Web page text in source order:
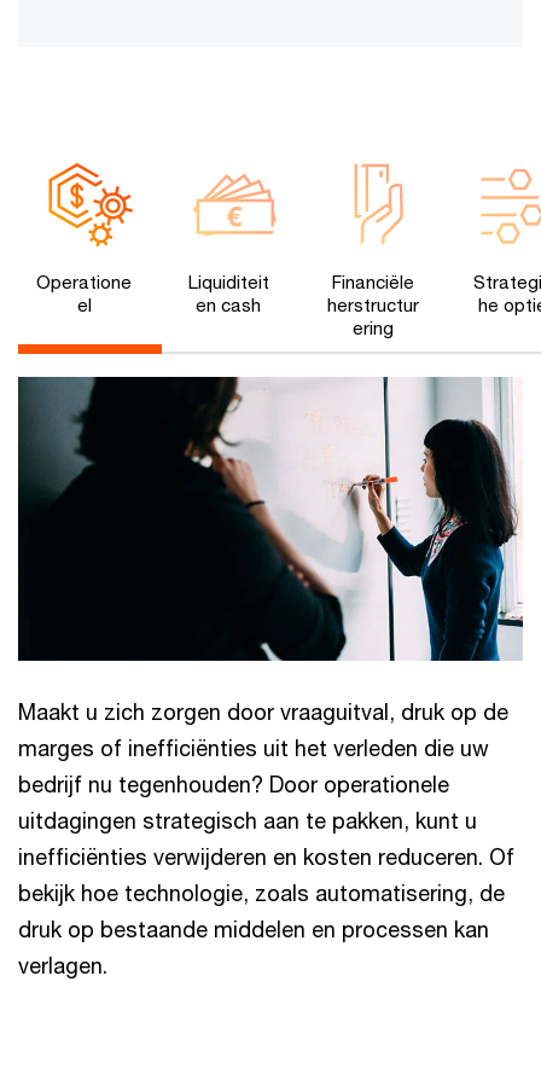
Operatione
el
Liquiditeit
en cash
Financiële
herstructur
ering
he
Maakt u zich zorgen door vraaguitval, druk op de
marges of inefficiënties uit het verleden die uw
bedrijf nu tegenhouden? Door operationele
uitdagingen strategisch aan te pakken, kunt u
inefficiënties verwijderen en kosten reduceren. Of
bekijk hoe technologie, zoals automatisering, de
druk op bestaande middelen en processen kan
verlagen.